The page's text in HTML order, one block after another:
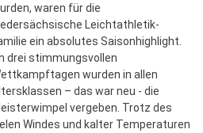
waren für die
Leichtathletik-
ein absolutes Saisonhighlight.
drei stimmungsvollen
wurden in allen
– das war neu - die
vergeben. Trotz des
Windes und kalter Temperaturen